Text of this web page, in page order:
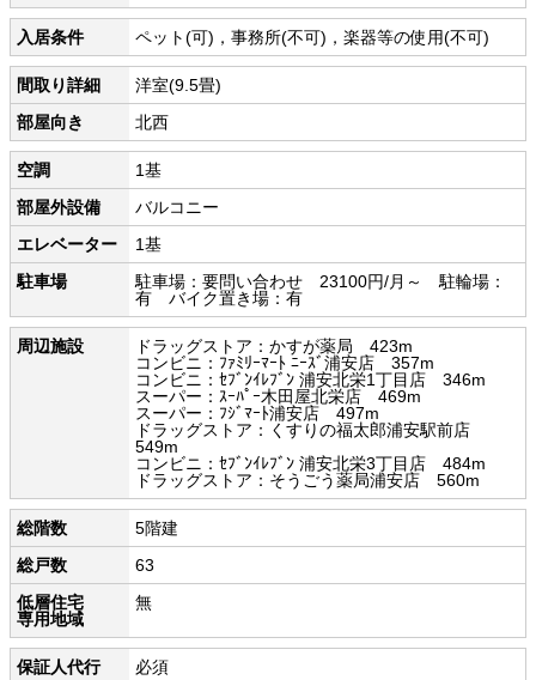
入居条件 ペット(可)，事務所(不可)，楽器等の使用(不可)
間取り詳細
洋室(9.5畳)
部屋向き
北西
空調
1基
部屋外設備
バルコニー
エレベーター
1基
駐車場
駐車場：要問い合わせ 23100円/月～ 駐輪場：
有 バイク置き場：有
周辺施設
ドラッグストア：かすが薬局 423m
コンビニ：ﾌｧﾐﾘｰﾏｰﾄ ﾆｰｽﾞ浦安店 357m
コンビニ：ｾﾌﾞﾝｲﾚﾌﾞﾝ 浦安北栄1丁目店 346m
スーパー：ｽｰﾊﾟｰ木田屋北栄店 469m
スーパー：ﾌｼﾞﾏｰﾄ浦安店 497m
ドラッグストア：くすりの福太郎浦安駅前店
549m
コンビニ：ｾﾌﾞﾝｲﾚﾌﾞﾝ 浦安北栄3丁目店 484m
ドラッグストア：そうごう薬局浦安店 560m
総階数
5階建
総戸数
63
低層住宅
専用地域
無
保証人代行
必須